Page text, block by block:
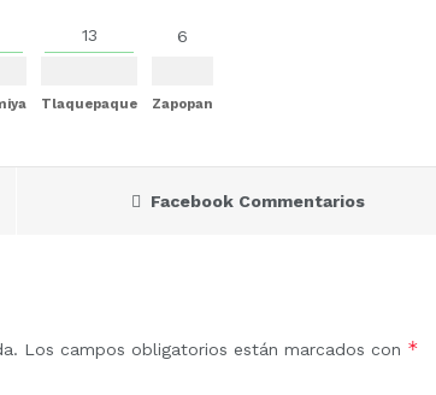
13
Tlaquepaque
6
Zapopan
Facebook Commentarios
Los campos obligatorios están marcados con *